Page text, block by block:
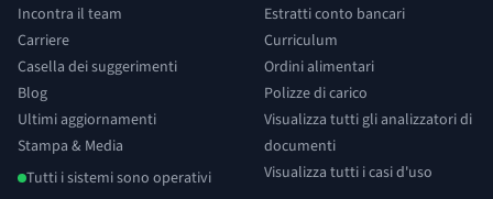
Incontra il team
Carriere
Casella dei suggerimenti
Blog
Ultimi aggiornamenti
Stampa & Media
Tutti i sistemi sono operativi
Estratti conto bancari
Curriculum
Ordini alimentari
Polizze di carico
Visualizza tutti gli analizzatori di
documenti
Visualizza tutti i casi d'uso